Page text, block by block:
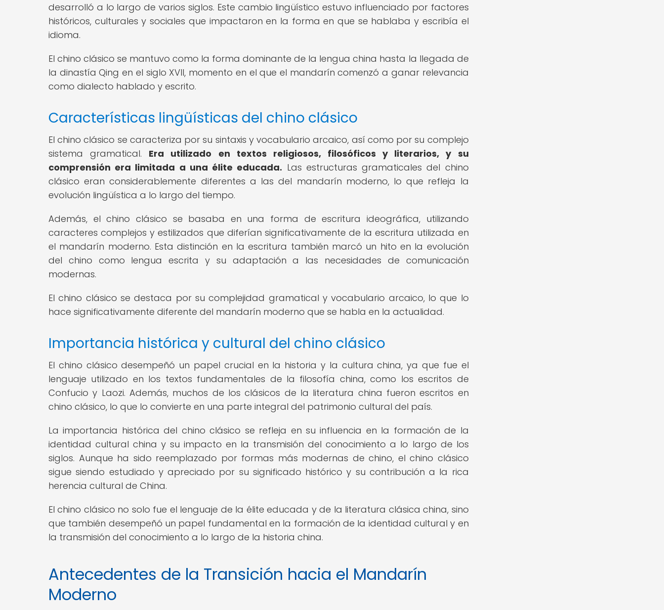
desarrolló a lo largo de varios siglos. Este cambio lingüístico estuvo influenciado por factores
históricos, culturales y sociales que impactaron en la forma en que se hablaba y escribía el
idioma.
El chino clásico se mantuvo como la forma dominante de la lengua china hasta la llegada de
la dinastía Qing en el siglo XVII, momento en el que el mandarín comenzó a ganar relevancia
como dialecto hablado y escrito.
Características lingüísticas del chino clásico
El chino clásico se caracteriza por su sintaxis y vocabulario arcaico, así como por su complejo
sistema gramatical. Era utilizado en textos religiosos, filosóficos y literarios, y su
comprensión era limitada a una élite educada. Las estructuras gramaticales del chino
clásico eran considerablemente diferentes a las del mandarín moderno, lo que refleja la
evolución lingüística a lo largo del tiempo.
Además, el chino clásico se basaba en una forma de escritura ideográfica, utilizando
caracteres complejos y estilizados que diferían significativamente de la escritura utilizada en
el mandarín moderno. Esta distinción en la escritura también marcó un hito en la evolución
del chino como lengua escrita y su adaptación a las necesidades de comunicación
modernas.
El chino clásico se destaca por su complejidad gramatical y vocabulario arcaico, lo que lo
hace significativamente diferente del mandarín moderno que se habla en la actualidad.
Importancia histórica y cultural del chino clásico
El chino clásico desempeñó un papel crucial en la historia y la cultura china, ya que fue el
lenguaje utilizado en los textos fundamentales de la filosofía china, como los escritos de
Confucio y Laozi. Además, muchos de los clásicos de la literatura china fueron escritos en
chino clásico, lo que lo convierte en una parte integral del patrimonio cultural del país.
La importancia histórica del chino clásico se refleja en su influencia en la formación de la
identidad cultural china y su impacto en la transmisión del conocimiento a lo largo de los
siglos. Aunque ha sido reemplazado por formas más modernas de chino, el chino clásico
sigue siendo estudiado y apreciado por su significado histórico y su contribución a la rica
herencia cultural de China.
El chino clásico no solo fue el lenguaje de la élite educada y de la literatura clásica china, sino
que también desempeñó un papel fundamental en la formación de la identidad cultural y en
la transmisión del conocimiento a lo largo de la historia china.
Antecedentes de la Transición hacia el Mandarín
Moderno